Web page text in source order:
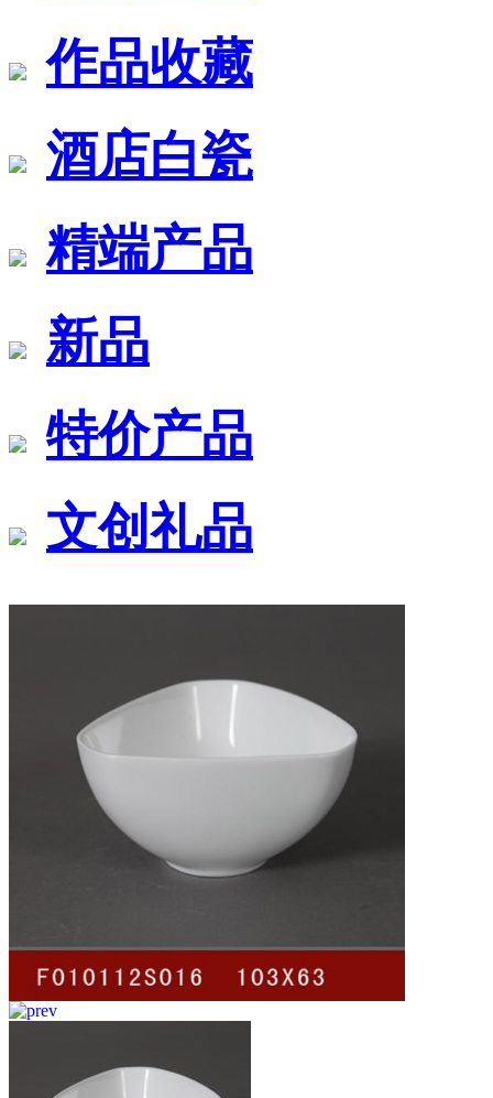
作品收藏
酒店白瓷
精端产品
新品
特价产品
文创礼品